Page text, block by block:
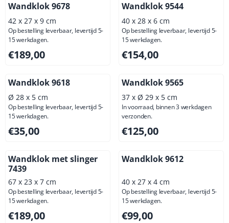
Wandklok 9678
42 x 27 x 9 cm
Op bestelling leverbaar, levertijd 5-
15 werkdagen.
Prijs: 189,00, exclusief btw: 156,20
€189,00
Wandklok 9544
40 x 28 x 6 cm
Op bestelling leverbaar, levertijd 5-
15 werkdagen.
Prijs: 154,00, exclusief btw:
€154,00
Wandklok 9618
Ø 28 x 5 cm
Op bestelling leverbaar, levertijd 5-
15 werkdagen.
Prijs: 35,00, exclusief btw: 28,93
€35,00
Wandklok 9565
37 x Ø 29 x 5 cm
In voorraad, binnen 3 werkdagen
verzonden.
Prijs: 125,00, exclusief btw:
€125,00
Wandklok met slinger
7439
67 x 23 x 7 cm
Op bestelling leverbaar, levertijd 5-
15 werkdagen.
Prijs: 189,00, exclusief btw: 156,20
€189,00
Wandklok 9612
40 x 27 x 4 cm
Op bestelling leverbaar, levertijd 5-
15 werkdagen.
Prijs: 99,00, exclusief btw:
€99,00